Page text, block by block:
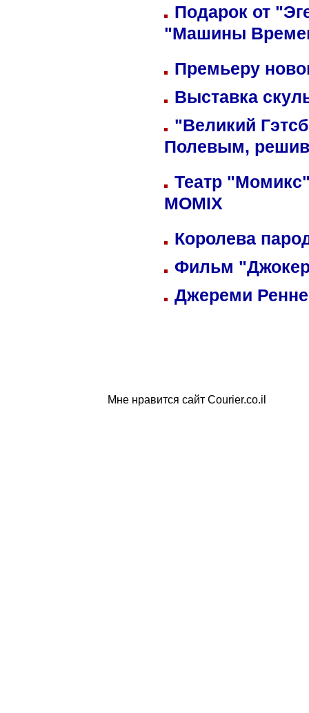
Подарок от
"Машины
Премьеру
Выставка
"Великий
Полевым,
Театр
MOMIX
Королева
Фильм
Джереми
Мне нравится сайт Courier.co.il